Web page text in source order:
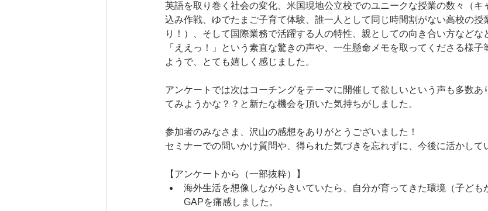
英語を取り巻く社会の変化、米国現地公立校でのユニークな授業の数々（キ
込み作戦、ゆでたまご子育て体験、誰一人として同じ時間割がない高校の授
り！）、そして国際業務で活躍する人の特性、親としての向き合い方などな
「ええっ！」という素直な驚きの声や、一生懸命メモを取ってくださる様子
ようで、とても嬉しく感じました。
アンケートでは次はコーチングをテーマに開催して欲しいという声も多数あ
てみようかな？？と新たな機会を頂いた気持ちがしました。
参加者のみなさま、沢山の感想をありがとうございました！
セミナーでの問いかけ質問や、得られた気づきを忘れずに、今後に活かして
【アンケートから（一部抜粋）】
海外生活を想像しながらきいていたら、自分が育ってきた環境（子ども
GAPを痛感しました。